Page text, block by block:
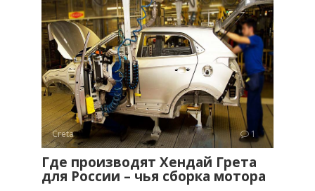
Creta 1
Где производят Хендай Грета
для России – чья сборка мотора